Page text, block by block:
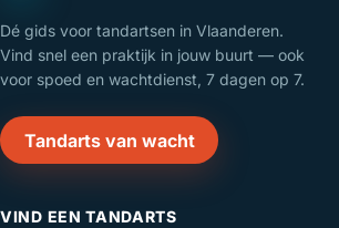
Dé gids voor tandartsen in Vlaanderen.
Vind snel een praktijk in jouw buurt — ook
voor spoed en wachtdienst, 7 dagen op 7.
Tandarts van wacht
VIND EEN TANDARTS